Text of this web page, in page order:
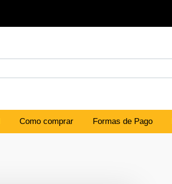
Como comprar Formas de Pago